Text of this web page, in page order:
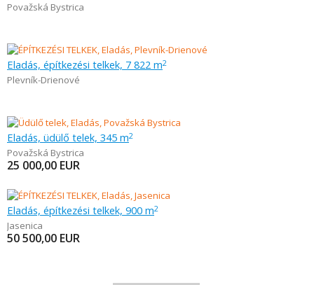
Považská Bystrica
Eladás, építkezési telkek, 7 822 m2
Plevník-Drienové
Eladás, üdülő telek, 345 m2
Považská Bystrica
25 000,00 EUR
Eladás, építkezési telkek, 900 m2
Jasenica
50 500,00 EUR